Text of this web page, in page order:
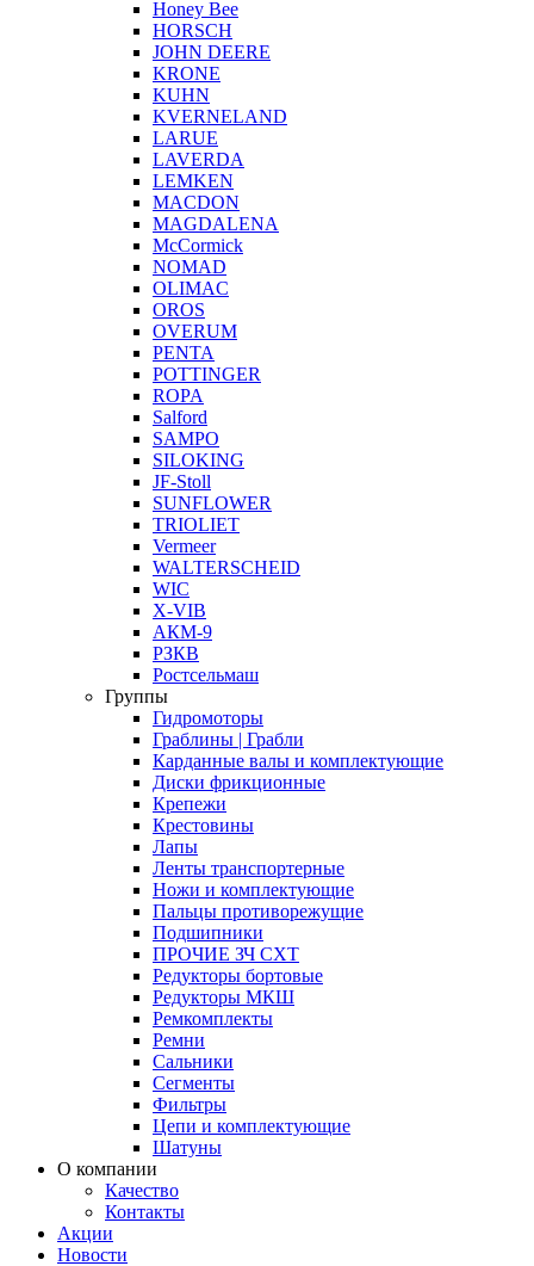
Honey Bee
HORSCH
JOHN DEERE
KRONE
KUHN
KVERNELAND
LARUE
LAVERDA
LEMKEN
MACDON
MAGDALENA
McCormick
NOMAD
OLIMAC
OROS
OVERUM
PENTA
POTTINGER
ROPA
Salford
SAMPO
SILOKING
JF-Stoll
SUNFLOWER
TRIOLIET
Vermeer
WALTERSCHEID
WIC
X-VIB
АКМ-9
РЗКВ
Ростсельмаш
Группы
Гидромоторы
Граблины | Грабли
Карданные валы и комплектующие
Диски фрикционные
Крепежи
Крестовины
Лапы
Ленты транспортерные
Ножи и комплектующие
Пальцы противорежущие
Подшипники
ПРОЧИЕ ЗЧ СХТ
Редукторы бортовые
Редукторы МКШ
Ремкомплекты
Ремни
Сальники
Сегменты
Фильтры
Цепи и комплектующие
Шатуны
О компании
Качество
Контакты
Акции
Новости